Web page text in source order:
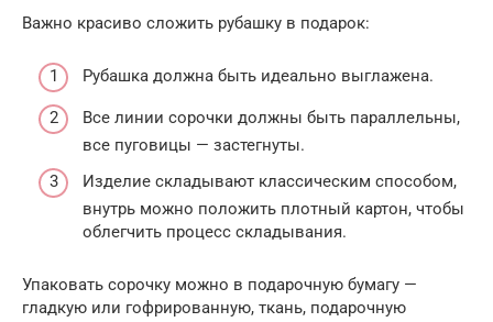
Важно красиво сложить рубашку в подарок:
Рубашка должна быть идеально выглажена.
Все линии сорочки должны быть параллельны,
все пуговицы — застегнуты.
Изделие складывают классическим способом,
внутрь можно положить плотный картон, чтобы
облегчить процесс складывания.
Упаковать сорочку можно в подарочную бумагу —
гладкую или гофрированную, ткань, подарочную